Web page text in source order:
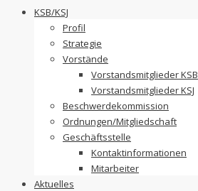
KSB/KSJ
Profil
Strategie
Vorstände
Vorstandsmitglieder KSB
Vorstandsmitglieder KSJ
Beschwerdekommission
Ordnungen/Mitgliedschaft
Geschäftsstelle
Kontaktinformationen
Mitarbeiter
Aktuelles